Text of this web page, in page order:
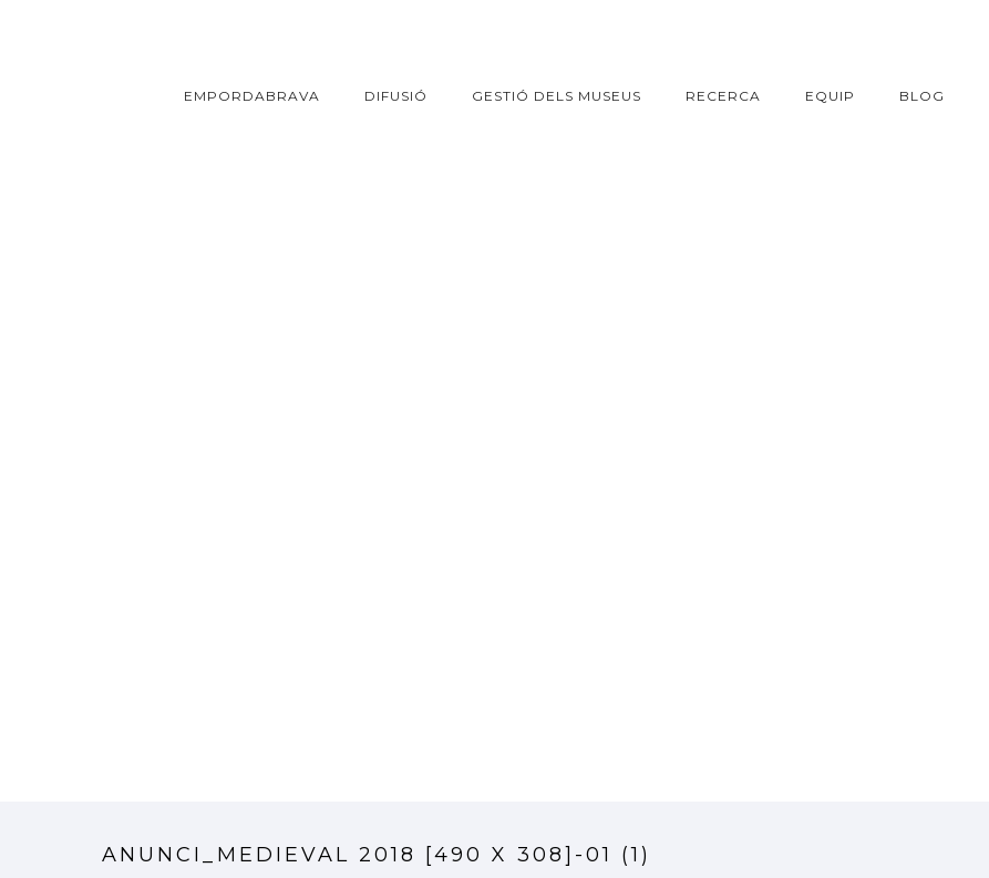
EMPORDABRAVA DIFUSIÓ GESTIÓ DELS MUSEUS RECERCA EQUIP BLOG
ANUNCI_MEDIEVAL 2018 [490 X 308]-01 (1)